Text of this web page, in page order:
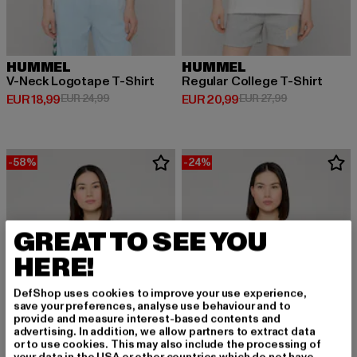
HUMMEL
V-Neck Logotape T-Shirt
EUR 18,99
Derzeitiger Preis: EUR 18,99
EUR 24,99Aktionspreis: EUR 24,99
HUMMEL
Regular College T-Shirt
EUR 20,99
Derzeitiger Preis: EUR 20,99
EUR 27,99Aktionspreis:
-58% -24%
GREAT TO SEE YOU
HERE!
DefShop uses cookies to improve your use experience,
save your preferences, analyse use behaviour and to
provide and measure interest-based contents and
advertising. In addition, we allow partners to extract data
or to use cookies. This may also include the processing of